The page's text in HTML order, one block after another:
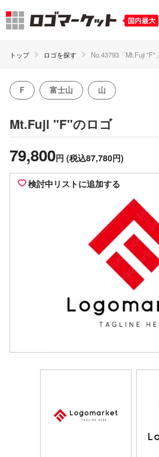
トップ ロゴを探す No.43793「Mt.Fuji "F"」
F 富士山 山
Mt.Fuji "F"のロゴ
79,800円 (税込87,780円)
検討中リストに追加する